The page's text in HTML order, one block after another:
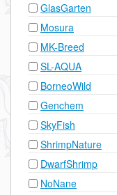
GlasGarten
Mosura
MK-Breed
SL-AQUA
BorneoWild
Genchem
SkyFish
ShrimpNature
DwarfShrimp
NoNane